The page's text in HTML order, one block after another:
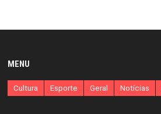
MENU
Cultura Esporte Geral Notícias